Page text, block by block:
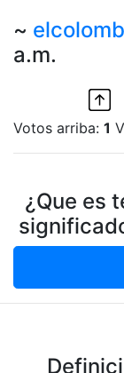
~
a.m.
Votos arriba: 1
¿Que es